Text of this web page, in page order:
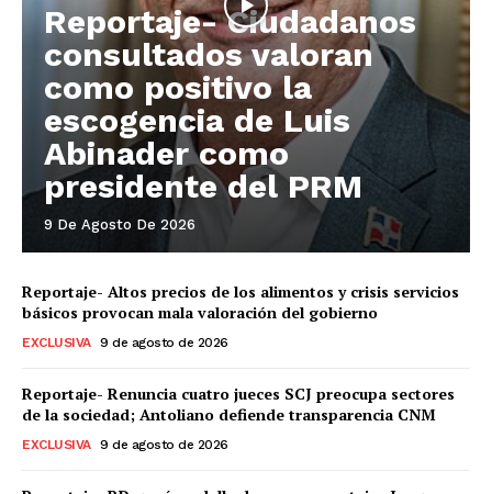
Reportaje- Ciudadanos
consultados valoran
como positivo la
escogencia de Luis
Abinader como
presidente del PRM
9 De Agosto De 2026
Reportaje- Altos precios de los alimentos y crisis servicios
básicos provocan mala valoración del gobierno
EXCLUSIVA 9 de agosto de 2026
Reportaje- Renuncia cuatro jueces SCJ preocupa sectores
de la sociedad; Antoliano defiende transparencia CNM
EXCLUSIVA 9 de agosto de 2026